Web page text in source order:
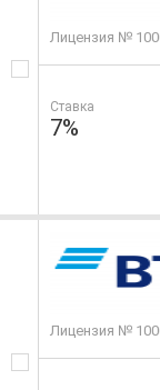
Лицензия №
Ставка
7%
Лицензия №